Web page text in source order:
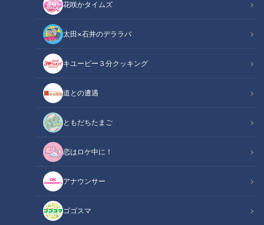
花咲かタイムズ
太田×石井のデララバ
キユーピー３分クッキング
道との遭遇
ともだちたまご
恋はロケ中に！
アナウンサー
ゴゴスマ
ドキュメンタリー
ピエロと呼ばれた息子
定期配信型ドキュメンタリー「ピエロと呼ばれた息子」 2021
年４月取材
皮膚の難病「道化師様魚鱗癬」は全身の皮膚が魚の鱗のように
固くなり、剥がれ落ちます。
この病気と向き合う息子の姿を見て、「火傷させた」など心無
い言葉を浴びたこともある両親は、「多くの人にこの病気を知
ってもらえば、息子にとって必ず生きやすい世の中になるは